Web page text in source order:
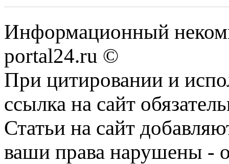
Информационный
portal24.ru ©
При цитировании и
ссылка на сайт
Статьи на сайт
ваши права нарушены -